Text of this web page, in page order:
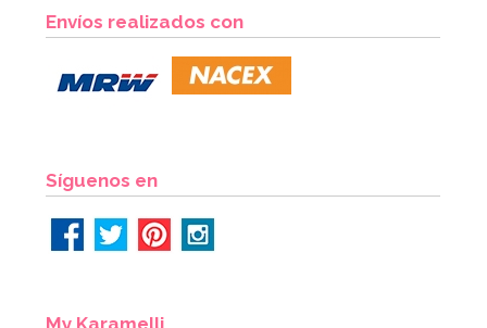
Envíos realizados con
Síguenos en
My Karamelli